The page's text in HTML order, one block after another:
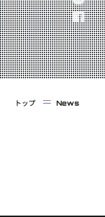
BLOG
トップ News